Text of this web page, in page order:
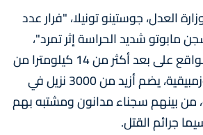
العدل، جوستينو تونيلا، "فرار عدد
مابوتو شديد الحراسة إثر تمرد"،
موضحا أن السجن، الواقع على بعد أكثر من 14 كيلومترا من
وسط العاصمة الموزمبيقية، يضم أزيد من 3000 نزيل في
من بينهم سجناء مدانون ومشتبه بهم
جرائم القتل.